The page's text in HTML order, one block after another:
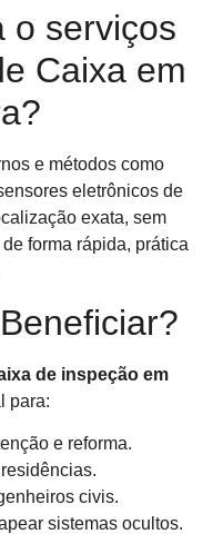
o serviços
Caixa em
e métodos como
eletrônicos de
exata, sem
forma rápida, prática
de inspeção em
para:
e reforma.
civis.
sistemas ocultos.